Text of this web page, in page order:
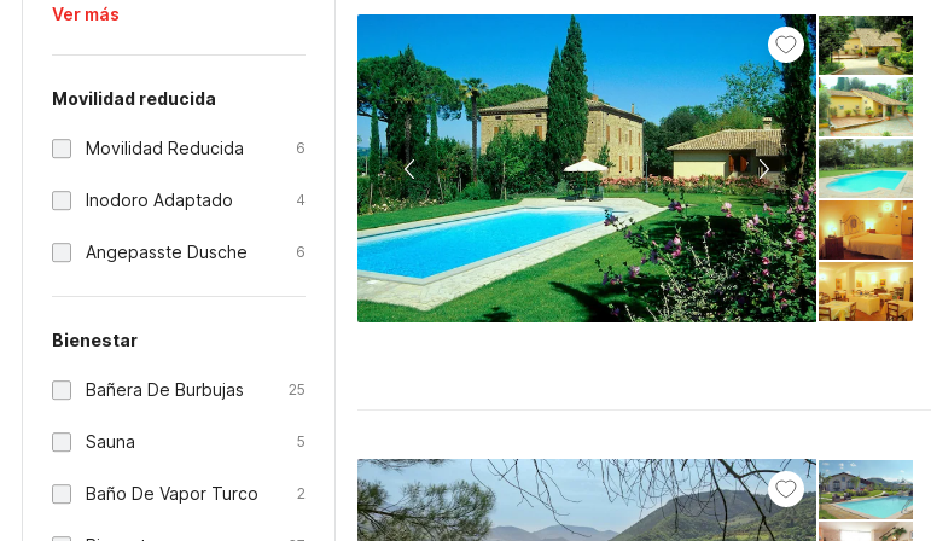
Ver más
Movilidad reducida
Movilidad Reducida 6
Inodoro Adaptado 4
Angepasste Dusche 6
Bienestar
Bañera De Burbujas 25
Sauna 5
Baño De Vapor Turco 2